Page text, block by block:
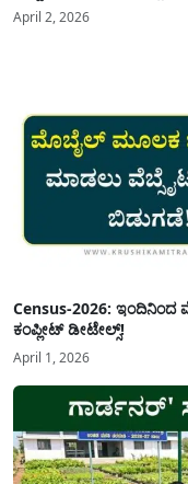
April 2, 2026
Census-2026:
ಕಂಪ್ಲೀಟ್ ಡೀಟೇಲ್ಸ್!
April 1, 2026